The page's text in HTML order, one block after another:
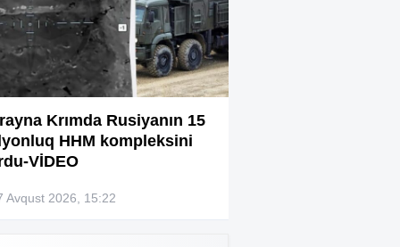
Rüşvətdə təqsirləndirilən 3
vəzifəli şəxsin məhkəməsi
başlayır
“Həyat yoldaşın istəmirsə,
Kiberpolis əməliyyat keçirdi:
Xarici saytları ələ keçirən
Krımda Rusiyanın 15
HHM kompleksini
VİDEO
Avqust 2026, 15:22